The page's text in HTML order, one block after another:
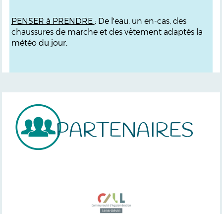
PENSER à PRENDRE : De l'eau, un en-cas, des
chaussures de marche et des vêtement adaptés la
météo du jour.
PARTENAIRES